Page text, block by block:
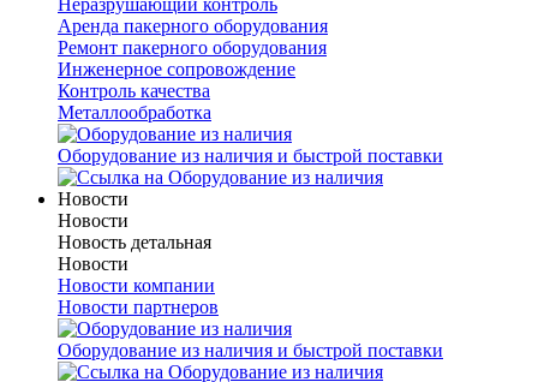
Неразрушающий контроль
Аренда пакерного оборудования
Ремонт пакерного оборудования
Инженерное сопровождение
Контроль качества
Металлообработка
Оборудование из наличия и быстрой поставки
Новости
Новости
Новость детальная
Новости
Новости компании
Новости партнеров
Оборудование из наличия и быстрой поставки